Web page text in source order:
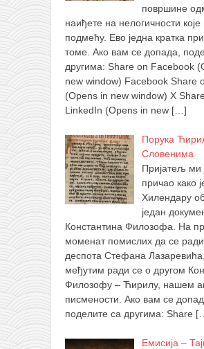
површине
наиђете на нелогичности
подмећу. Ево једна кратка
томе. Ако вам се допада,
другима: Share on Facebook
new window) Facebook Share
(Opens in new window) X
LinkedIn (Opens in new […]
Порука
Словенима
Пријатељ ми
причао како
Хилендару
један
Константина Филозофа. На
моменат помислих да се
деспота Стефана Лазаревића,
међутим ради се о другом
Филозофу – Ћирилу, нашем
писмености. Ако вам се
поделите са другима: Share
Емисија –